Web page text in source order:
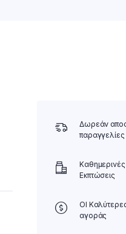
Δωρεάν
Εκπτώσεις
ΟΙ
αγοράς